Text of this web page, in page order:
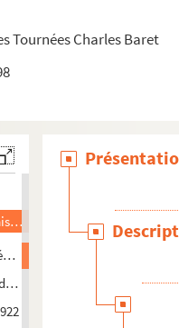
Tournées Charles Baret
1910
en scène
en 3 actes. 1925